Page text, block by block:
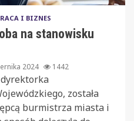
I BIZNES
na stanowisku
2024 1442
dyrektorka
została
burmistrza miasta i